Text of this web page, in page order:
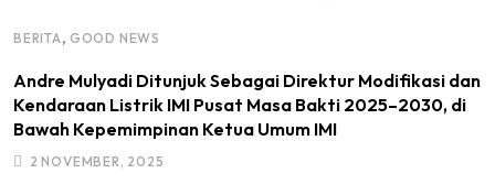
BERITA, GOOD NEWS
Andre Mulyadi Ditunjuk Sebagai Direktur Modifikasi dan
Kendaraan Listrik IMI Pusat Masa Bakti 2025–2030, di
Bawah Kepemimpinan Ketua Umum IMI
2 NOVEMBER, 2025